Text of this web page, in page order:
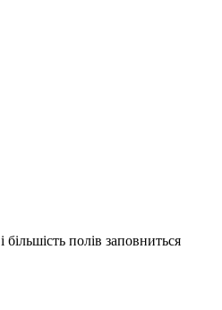
і більшість полів заповниться